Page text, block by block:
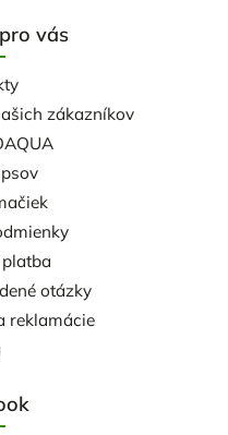
vás
zákazníkov
otázky
reklamácie